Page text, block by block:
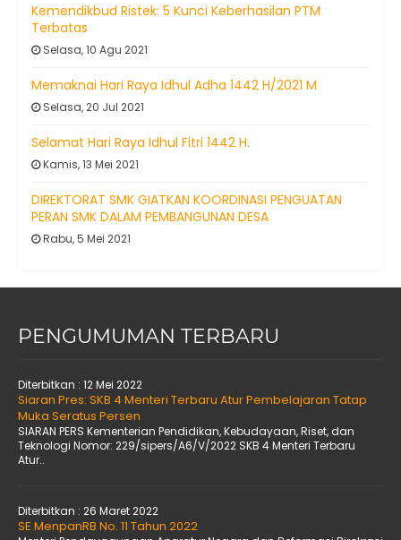
Kemendikbud Ristek: 5 Kunci Keberhasilan PTM
Terbatas
Selasa, 10 Agu 2021
Memaknai Hari Raya Idhul Adha 1442 H/2021 M
Selasa, 20 Jul 2021
Selamat Hari Raya Idhul Fitri 1442 H.
Kamis, 13 Mei 2021
DIREKTORAT SMK GIATKAN KOORDINASI PENGUATAN
PERAN SMK DALAM PEMBANGUNAN DESA
Rabu, 5 Mei 2021
PENGUMUMAN TERBARU
Diterbitkan : 12 Mei 2022
Siaran Pres: SKB 4 Menteri Terbaru Atur Pembelajaran Tatap
Muka Seratus Persen
SIARAN PERS Kementerian Pendidikan, Kebudayaan, Riset, dan
Teknologi Nomor: 229/sipers/A6/V/2022 SKB 4 Menteri Terbaru
Atur..
Diterbitkan : 26 Maret 2022
SE MenpanRB No. 11 Tahun 2022